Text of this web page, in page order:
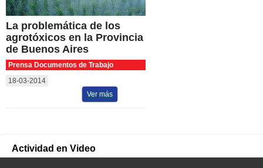
La problemática de los
agrotóxicos en la Provincia
de Buenos Aires
Prensa Documentos de Trabajo
18-03-2014
Ver más
Actividad en Video